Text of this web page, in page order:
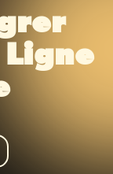
Ligne